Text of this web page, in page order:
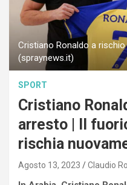
Cristiano Ronaldo a
(spraynews.it)
SPORT
Cristiano
arresto | Il
rischia
Agosto 13, 2023 Claudio